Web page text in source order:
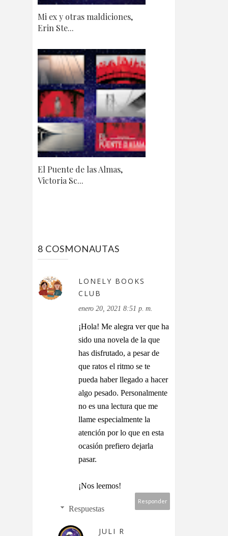
Mi ex y otras maldiciones,
Erin Ste...
El Puente de las Almas,
Victoria Sc...
8 COSMONAUTAS
LONELY BOOKS
CLUB
enero 20, 2021 8:51 p. m.
¡Hola! Me alegra ver que ha
sido una novela de la que
has disfrutado, a pesar de
que ratos el ritmo se te
pueda haber llegado a hacer
algo pesado. Personalmente
no es una lectura que me
llame especialmente la
atención por lo que en esta
ocasión prefiero dejarla
pasar.
¡Nos leemos!
Responder
Respuestas
JULI R